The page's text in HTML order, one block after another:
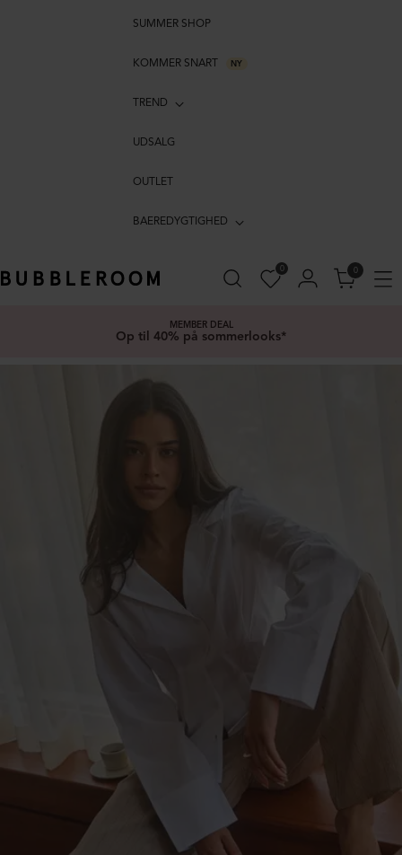
SUMMER SHOP
KOMMER SNART NY
TREND
UDSALG
OUTLET
BAEREDYGTIGHED
0 0
MEMBER DEAL
Op til 40% på sommerlooks*